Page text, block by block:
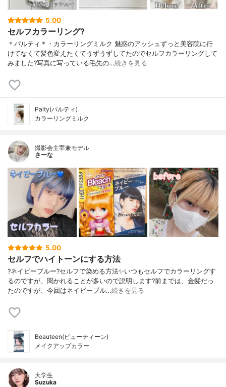
5.00
セルフカラーリング?
＊パルティ＊・カラーリングミルク 魅惑のアッシュずっと美容院に行
けてなくて髪色変えたくてうずうずしてたのでセルフカラーリングして
みました?写真に写っている毛先の…続きを見る
Palty(パルティ)
カラーリングミルク
撮影会主宰兼モデル
さーな
5.00
セルフでハイトーンにする方法
?ネイビーブルー?セルフで染める方法✨いつもセルフでカラーリングす
るのですが、聞かれることが多いので説明します?前までは、金髪だっ
たのですが、今回はネイビーブル…続きを見る
Beauteen(ビューティーン)
メイクアップカラー
大学生
Suzuka